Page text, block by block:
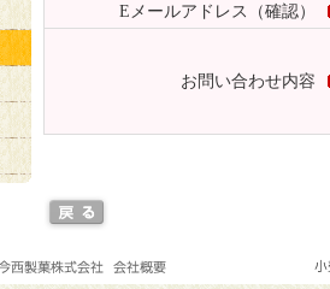
Eメールアドレス（確認）
お問い合わせ内容